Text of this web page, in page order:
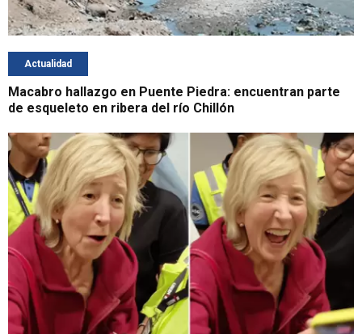
Actualidad
Macabro hallazgo en Puente Piedra: encuentran parte
de esqueleto en ribera del río Chillón